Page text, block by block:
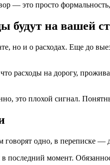
— это просто
будут на вашей
но и о расходах. Еще до
расходы на дорогу,
это плохой сигнал.
одно, в переписке —
последний момент.